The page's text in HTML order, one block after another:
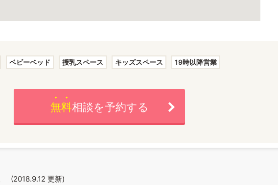
ベビーベッド 授乳スペース キッズスペース 19時以降営業
無料相談を予約する
(2018.9.12 更新)